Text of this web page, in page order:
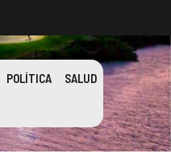
POLÍTICA SALUD